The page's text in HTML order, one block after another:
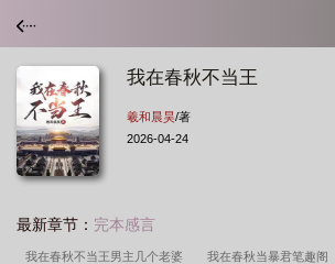
我在春秋不当王
羲和晨昊/著
2026-04-24
最新章节： 完本感言
我在春秋不当王男主几个老婆 我在春秋当暴君笔趣阁